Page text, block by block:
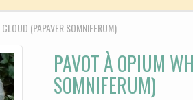
(PAPAVER SOMNIFERUM)
PAVOT À OPIUM
SOMNIFERUM)